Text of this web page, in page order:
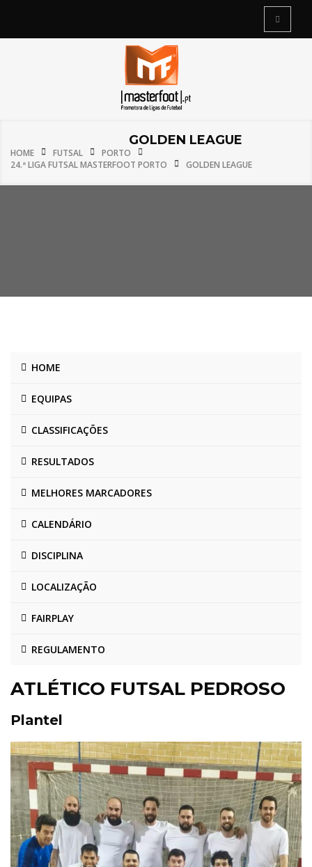
GOLDEN LEAGUE
HOME FUTSAL
PORTO
24.ª LIGA FUTSAL MASTERFOOT PORTO
GOLDEN LEAGUE
HOME
EQUIPAS
CLASSIFICAÇÕES
RESULTADOS
MELHORES MARCADORES
CALENDÁRIO
DISCIPLINA
LOCALIZAÇÃO
FAIRPLAY
REGULAMENTO
ATLÉTICO FUTSAL PEDROSO
Plantel